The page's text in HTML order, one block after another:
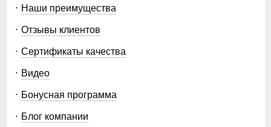
Наши преимущества
Отзывы клиентов
Сертификаты качества
Видео
Бонусная программа
Блог компании